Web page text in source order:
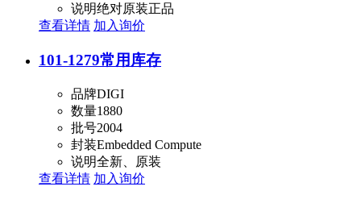
说明绝对原装正品
查看详情 加入询价
101-1279常用库存
品牌DIGI
数量1880
批号2004
封装Embedded Compute
说明全新、原装
查看详情 加入询价